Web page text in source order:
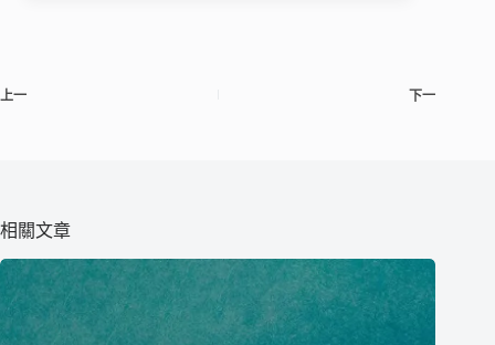
上一 下一
相關文章